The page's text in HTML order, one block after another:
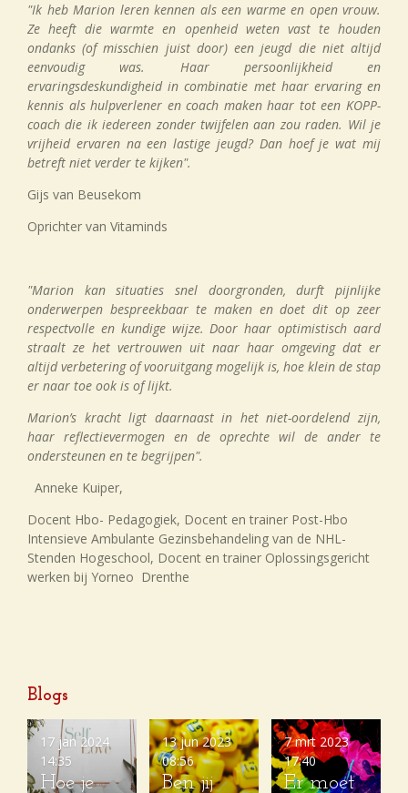
"Ik heb Marion leren kennen als een warme en open vrouw.
Ze heeft die warmte en openheid weten vast te houden
ondanks (of misschien juist door) een jeugd die niet altijd
eenvoudig was. Haar persoonlijkheid en
ervaringsdeskundigheid in combinatie met haar ervaring en
kennis als hulpverlener en coach maken haar tot een KOPP-
coach die ik iedereen zonder twijfelen aan zou raden. Wil je
vrijheid ervaren na een lastige jeugd? Dan hoef je wat mij
betreft niet verder te kijken".
Gijs van Beusekom
Oprichter van Vitaminds
"Marion kan situaties snel doorgronden, durft pijnlijke
onderwerpen bespreekbaar te maken en doet dit op zeer
respectvolle en kundige wijze. Door haar optimistisch aard
straalt ze het vertrouwen uit naar haar omgeving dat er
altijd verbetering of vooruitgang mogelijk is, hoe klein de stap
er naar toe ook is of lijkt.
Marion’s kracht ligt daarnaast in het niet-oordelend zijn,
haar reflectievermogen en de oprechte wil de ander te
ondersteunen en te begrijpen".
Anneke Kuiper,
Docent Hbo- Pedagogiek, Docent en trainer Post-Hbo
Intensieve Ambulante Gezinsbehandeling van de NHL-
Stenden Hogeschool, Docent en trainer Oplossingsgericht
werken bij Yorneo Drenthe
Blogs
Hoe je
17 jan 2024
14:35
Ben jij
13 jun 2023
08:56
Er moet
7 mrt 2023
17:40